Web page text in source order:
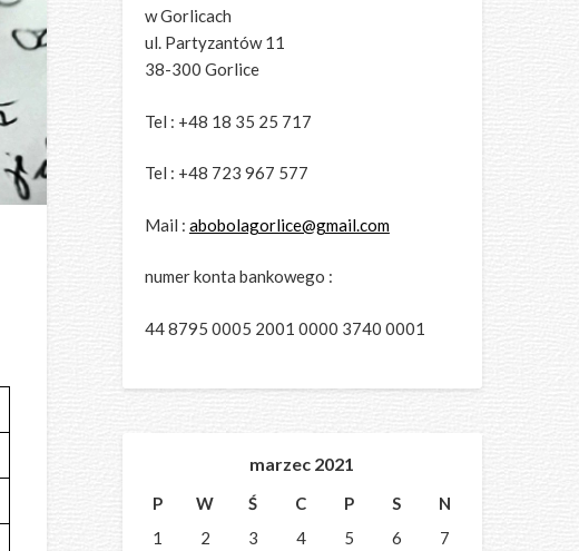
w Gorlicach
ul. Partyzantów 11
38-300 Gorlice
Tel : +48 18 35 25 717
Tel : +48 723 967 577
Mail : abobolagorlice@gmail.com
numer konta bankowego :
44 8795 0005 2001 0000 3740 0001
marzec 2021
P W Ś C P S
N
1
2 3 4 5 6 7